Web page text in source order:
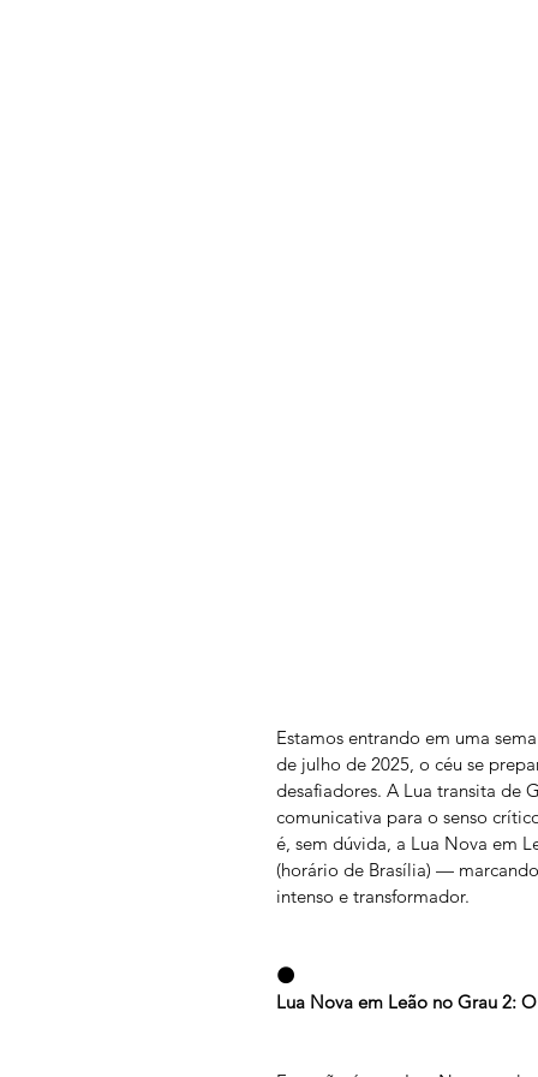
Estamos entrando em uma
de julho de 2025, o céu se
desafiadores. A Lua transita de
comunicativa para o senso
é, sem dúvida, a Lua Nova em
(horário de Brasília) —
intenso e transformador.
🌑
Lua Nova em Leão no Grau 2: